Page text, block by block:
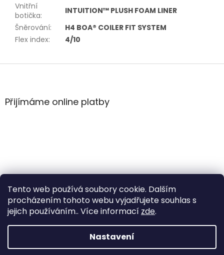
Tento web používá soubory cookie. Dalším
procházením tohoto webu vyjadřujete souhlas s
jejich používáním.. Více informací zde.
Nastavení
Vnitřní
botička:
INTUITION™ PLUSH FOAM LINER
Šněrování:
H4 BOA® COILER FIT SYSTEM
Flex index: 4/10
Z
aPřijímáme online platby
Vytvořil Shoptet